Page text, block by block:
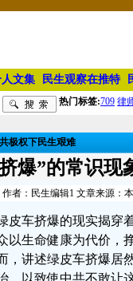
文集 民生观察在推特
热门标签:709 律
极权下民生艰难
爆”的常识现
作者：民生编辑1 文章来源：
皮车挤爆的现实揭穿
以生命健康为代价，
，讲述绿皮车挤爆居
，以致使中共不敢让